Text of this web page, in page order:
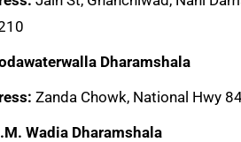
Dharamshala
Zanda Chowk, National Hwy
Wadia Dharamshala